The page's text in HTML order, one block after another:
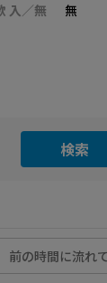
入／無 無
検索
前の時間に流れ